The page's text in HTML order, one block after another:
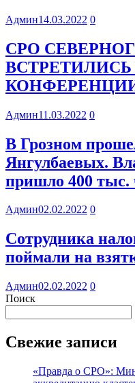
Админ14.03.2022 0
СРО
Админ11.03.2022 0
В Грозном
Янгулбаевых.
пришло 400 тыс.
Админ02.02.2022 0
Сотрудника
поймали на
Админ02.02.2022 0
Поиск
Свежие записи
«Правда о СРО»: